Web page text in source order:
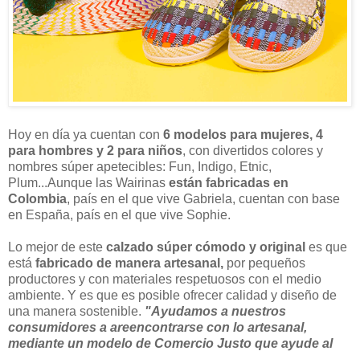
Hoy en día ya cuentan con 6 modelos para mujeres, 4
para hombres y 2 para niños, con divertidos colores y
nombres súper apetecibles: Fun, Indigo, Etnic,
Plum...Aunque las Wairinas están fabricadas en
Colombia, país en el que vive Gabriela, cuentan con base
en España, país en el que vive Sophie.
Lo mejor de este calzado súper cómodo y original es que
está fabricado de manera artesanal, por pequeños
productores y con materiales respetuosos con el medio
ambiente. Y es que es posible ofrecer calidad y diseño de
una manera sostenible. "Ayudamos a nuestros
consumidores a areencontrarse con lo artesanal,
mediante un modelo de Comercio Justo que ayude al